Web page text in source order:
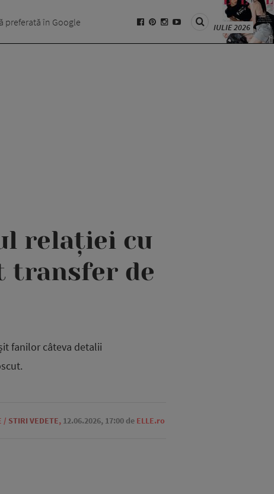
preferată în Google IULIE 2026
relației cu
transfer de
fanilor câteva detalii
/ STIRI VEDETE, 12.06.2026, 17:00 de ELLE.ro